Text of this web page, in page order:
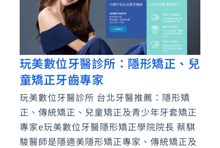
玩美數位牙醫診所：隱形矯正、兒
童矯正牙齒專家
玩美數位牙醫診所 台北牙醫推薦：隱形矯
正、傳統矯正、兒童矯正及青少年牙套矯正
專家e玩美數位牙醫隱形矯正學院院長 蔡騏
駿醫師是隱適美隱形矯正專家、傳統矯正及
玩
美
數
位
牙
醫